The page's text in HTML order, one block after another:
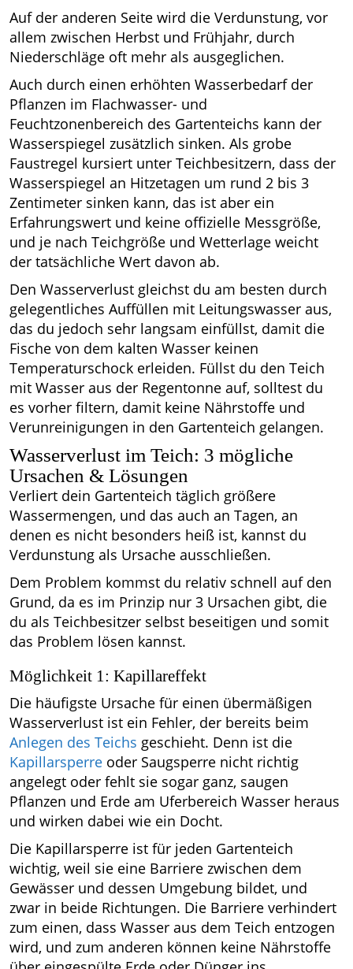
Auf der anderen Seite wird die Verdunstung, vor
allem zwischen Herbst und Frühjahr, durch
Niederschläge oft mehr als ausgeglichen.
Auch durch einen erhöhten Wasserbedarf der
Pflanzen im Flachwasser- und
Feuchtzonenbereich des Gartenteichs kann der
Wasserspiegel zusätzlich sinken. Als grobe
Faustregel kursiert unter Teichbesitzern, dass der
Wasserspiegel an Hitzetagen um rund 2 bis 3
Zentimeter sinken kann, das ist aber ein
Erfahrungswert und keine offizielle Messgröße,
und je nach Teichgröße und Wetterlage weicht
der tatsächliche Wert davon ab.
Den Wasserverlust gleichst du am besten durch
gelegentliches Auffüllen mit Leitungswasser aus,
das du jedoch sehr langsam einfüllst, damit die
Fische von dem kalten Wasser keinen
Temperaturschock erleiden. Füllst du den Teich
mit Wasser aus der Regentonne auf, solltest du
es vorher filtern, damit keine Nährstoffe und
Verunreinigungen in den Gartenteich gelangen.
Wasserverlust im Teich: 3 mögliche
Ursachen & Lösungen
Verliert dein Gartenteich täglich größere
Wassermengen, und das auch an Tagen, an
denen es nicht besonders heiß ist, kannst du
Verdunstung als Ursache ausschließen.
Dem Problem kommst du relativ schnell auf den
Grund, da es im Prinzip nur 3 Ursachen gibt, die
du als Teichbesitzer selbst beseitigen und somit
das Problem lösen kannst.
Möglichkeit 1: Kapillareffekt
Die häufigste Ursache für einen übermäßigen
Wasserverlust ist ein Fehler, der bereits beim
Anlegen des Teichs geschieht. Denn ist die
Kapillarsperre oder Saugsperre nicht richtig
angelegt oder fehlt sie sogar ganz, saugen
Pflanzen und Erde am Uferbereich Wasser heraus
und wirken dabei wie ein Docht.
Die Kapillarsperre ist für jeden Gartenteich
wichtig, weil sie eine Barriere zwischen dem
Gewässer und dessen Umgebung bildet, und
zwar in beide Richtungen. Die Barriere verhindert
zum einen, dass Wasser aus dem Teich entzogen
wird, und zum anderen können keine Nährstoffe